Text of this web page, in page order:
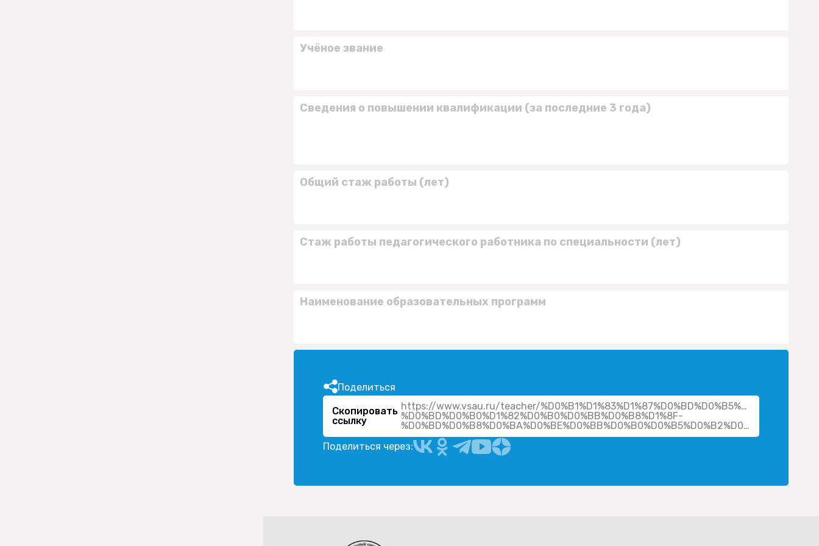
Учёное звание
Сведения о повышении квалификации (за последние 3 года)
Общий стаж работы (лет)
Стаж работы педагогического работника по специальности (лет)
Наименование образовательных программ
Поделиться
Скопировать
ссылку
https://www.vsau.ru/teacher/%D0%B1%D1%83%D1%87%D0%BD%D0%B5%D0%B2%D0%B0-
%D0%BD%D0%B0%D1%82%D0%B0%D0%BB%D0%B8%D1%8F-
%D0%BD%D0%B8%D0%BA%D0%BE%D0%BB%D0%B0%D0%B5%D0%B2%D0%BD%D0%B0/
Поделиться через: